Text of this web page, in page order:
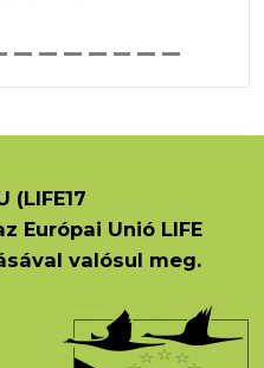
(LIFE17
Európai Unió LIFE
valósul meg.